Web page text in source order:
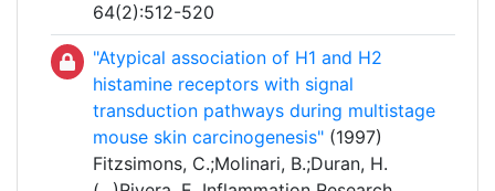
64(2):512-520
"Atypical association of H1 and H2
histamine receptors with signal
transduction pathways during multistage
mouse skin carcinogenesis" (1997)
Fitzsimons, C.;Molinari, B.;Duran, H.